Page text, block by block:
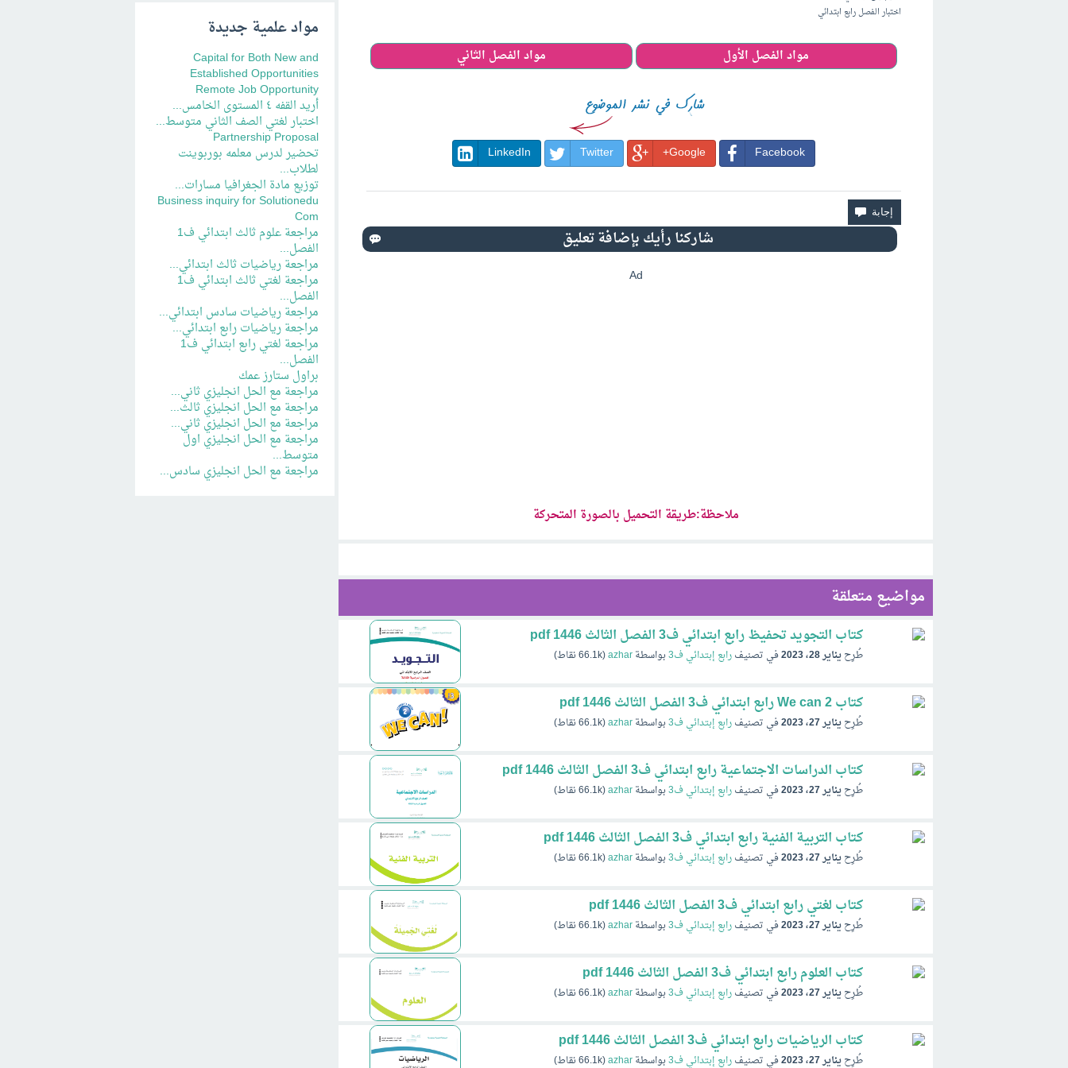
اختبار الفصل رابع ابتدائي
مواد الفصل الأول مواد الفصل الثاني
Facebook
Google+
Twitter
LinkedIn
Ad
ملاحظة:طريقة التحميل بالصورة المتحركة
مواضيع متعلقة
كتاب التجويد تحفيظ رابع ابتدائي ف3 الفصل الثالث 1446 pdf
طُرِحيناير 28، 2023 في تصنيفرابع إبتدائي ف3 بواسطةazhar
(
66.1kنقاط)
كتاب 2 We can رابع ابتدائي ف3 الفصل الثالث 1446 pdf
طُرِحيناير 27، 2023 في تصنيفرابع إبتدائي ف3 بواسطةazhar
(
66.1kنقاط)
كتاب الدراسات الاجتماعية رابع ابتدائي ف3 الفصل الثالث 1446 pdf
طُرِحيناير 27، 2023 في تصنيفرابع إبتدائي ف3 بواسطةazhar
(
66.1kنقاط)
كتاب التربية الفنية رابع ابتدائي ف3 الفصل الثالث 1446 pdf
طُرِحيناير 27، 2023 في تصنيفرابع إبتدائي ف3 بواسطةazhar
(
66.1kنقاط)
كتاب لغتي رابع ابتدائي ف3 الفصل الثالث 1446 pdf
طُرِحيناير 27، 2023 في تصنيفرابع إبتدائي ف3 بواسطةazhar
(
66.1kنقاط)
كتاب العلوم رابع ابتدائي ف3 الفصل الثالث 1446 pdf
طُرِحيناير 27، 2023 في تصنيفرابع إبتدائي ف3 بواسطةazhar
(
66.1kنقاط)
كتاب الرياضيات رابع ابتدائي ف3 الفصل الثالث 1446 pdf
طُرِحيناير 27، 2023 في تصنيفرابع إبتدائي ف3 بواسطةazhar
(
66.1kنقاط)
مواد علمية جديدة
Capital for Both New and
Established Opportunities
Remote Job Opportunity
أريد القفه ٤ المستوى الخامس...
اختبار لغتي الصف الثاني متوسط...
Partnership Proposal
تحضير لدرس معلمه بوربوينت
لطلاب...
توزيع مادة الجغرافيا مسارات...
Business inquiry for Solutionedu
Com
مراجعة علوم ثالث ابتدائي ف1
الفصل...
مراجعة رياضيات ثالث ابتدائي...
مراجعة لغتي ثالث ابتدائي ف1
الفصل...
مراجعة رياضيات سادس ابتدائي...
مراجعة رياضيات رابع ابتدائي...
مراجعة لغتي رابع ابتدائي ف1
الفصل...
براول ستارز عمك
مراجعة مع الحل انجليزي ثاني...
مراجعة مع الحل انجليزي ثالث...
مراجعة مع الحل انجليزي ثاني...
مراجعة مع الحل انجليزي اول
متوسط...
مراجعة مع الحل انجليزي سادس...